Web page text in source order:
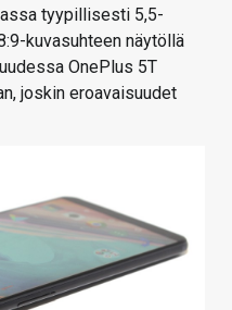
tyypillisesti 5,5-
kuvasuhteen näytöllä
OnePlus 5T
joskin eroavaisuudet